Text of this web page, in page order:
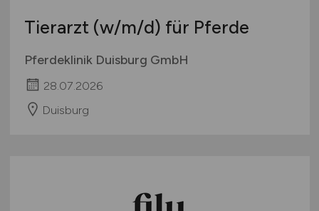
Tierarzt (w/m/d) für Pferde
Pferdeklinik Duisburg GmbH
28.07.2026
Duisburg